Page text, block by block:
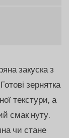
закуска з
зернятка
текстури, а
смак нуту.
чи стане